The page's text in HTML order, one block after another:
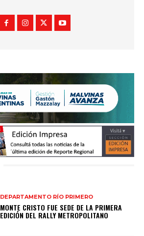
DEPARTAMENTO RÍO PRIMERO
MONTE CRISTO FUE SEDE DE LA PRIMERA
EDICIÓN DEL RALLY METROPOLITANO